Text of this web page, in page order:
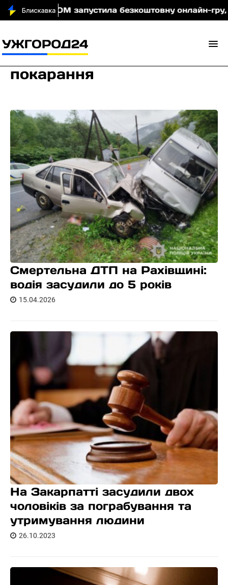
МОМ запустила безкоштовну онлайн-гру, яка
покарання
Смертельна ДТП на Рахівщині:
водія засудили до 5 років
15.04.2026
На Закарпатті засудили двох
чоловіків за пограбування та
утримування людини
26.10.2023